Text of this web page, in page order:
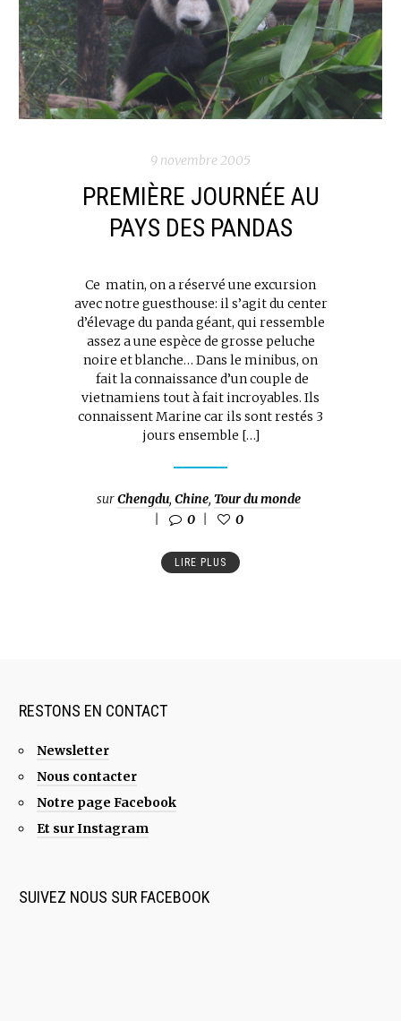
9 novembre 2005
PREMIÈRE JOURNÉE AU
PAYS DES PANDAS
Ce matin, on a réservé une excursion
avec notre guesthouse: il s’agit du center
d’élevage du panda géant, qui ressemble
assez a une espèce de grosse peluche
noire et blanche… Dans le minibus, on
fait la connaissance d’un couple de
vietnamiens tout à fait incroyables. Ils
connaissent Marine car ils sont restés 3
jours ensemble […]
surChengdu, Chine, Tour du monde
0
0
LIRE PLUS
RESTONS EN CONTACT
Newsletter
Nous contacter
Notre page Facebook
Et sur Instagram
SUIVEZ NOUS SUR FACEBOOK